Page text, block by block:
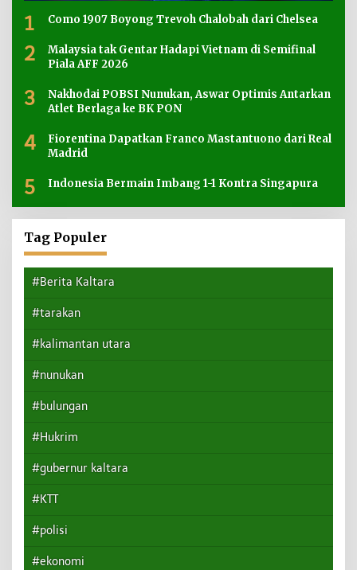
1 Como 1907 Boyong Trevoh Chalobah dari Chelsea
2
Malaysia tak Gentar Hadapi Vietnam di Semifinal
Piala AFF 2026
3
Nakhodai POBSI Nunukan, Aswar Optimis Antarkan
Atlet Berlaga ke BK PON
4
Fiorentina Dapatkan Franco Mastantuono dari Real
Madrid
5 Indonesia Bermain Imbang 1-1 Kontra Singapura
Tag Populer
#Berita Kaltara
#tarakan
#kalimantan utara
#nunukan
#bulungan
#Hukrim
#gubernur kaltara
#KTT
#polisi
#ekonomi